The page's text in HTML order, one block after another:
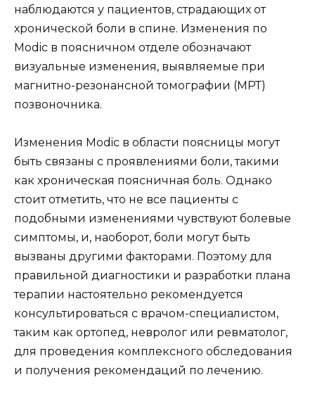
наблюдаются у пациентов, страдающих от
хронической боли в спине. Изменения по
Modic в поясничном отделе обозначают
визуальные изменения, выявляемые при
магнитно-резонансной томографии (МРТ)
позвоночника.
Изменения Modic в области поясницы могут
быть связаны с проявлениями боли, такими
как хроническая поясничная боль. Однако
стоит отметить, что не все пациенты с
подобными изменениями чувствуют болевые
симптомы, и, наоборот, боли могут быть
вызваны другими факторами. Поэтому для
правильной диагностики и разработки плана
терапии настоятельно рекомендуется
консультироваться с врачом-специалистом,
таким как ортопед, невролог или ревматолог,
для проведения комплексного обследования
и получения рекомендаций по лечению.